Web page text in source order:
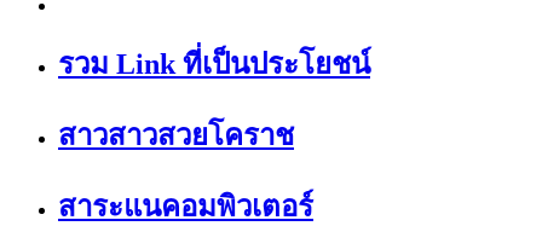
รวม Link ที่เป็นประโยชน์
สาวสาวสวยโคราช
สาระแนคอมพิวเตอร์